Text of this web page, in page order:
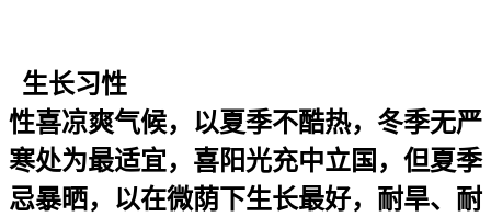
生长习性
性喜凉爽气候，以夏季不酷热，冬季无严
寒处为最适宜，喜阳光充中立国，但夏季
忌暴晒，以在微荫下生长最好，耐旱、耐